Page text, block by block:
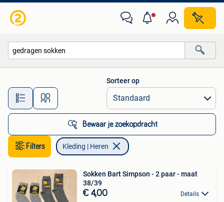
Alle afstanden…
Sorteer op
Bewaar je zoekopdracht
Filters Kleding | Heren
Sokken Bart Simpson - 2 paar - maat
38/39
€ 4,00 Details